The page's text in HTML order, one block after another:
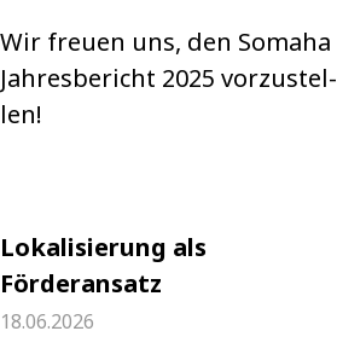
Wir freuen uns, den Somaha
Jah­res­be­richt 2025 vor­zu­stel­
len!
Lokalisierung als
Förderansatz
18.06.2026